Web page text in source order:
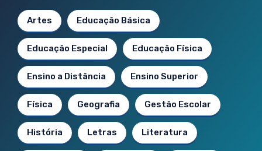
Artes Educação Básica
Educação Especial Educação Física
Ensino a Distância Ensino Superior
Física Geografia Gestão Escolar
História Letras Literatura